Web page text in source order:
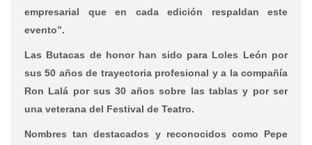
empresarial que en cada edición respaldan este
evento”.
Las Butacas de honor han sido para Loles León por
sus 50 años de trayectoria profesional y a la compañía
Ron Lalá por sus 30 años sobre las tablas y por ser
una veterana del Festival de Teatro.
Nombres tan destacados y reconocidos como Pepe